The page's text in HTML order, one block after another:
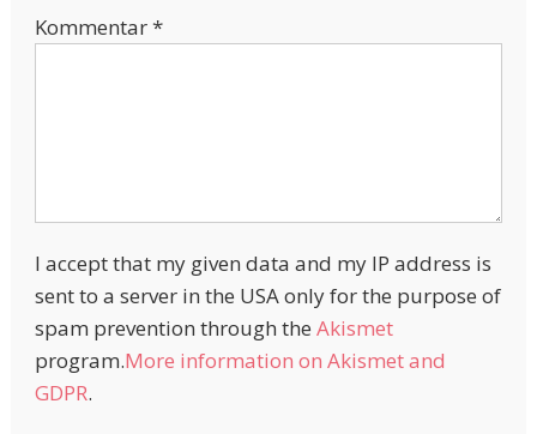
Kommentar*
I accept that my given data and my IP address is
sent to a server in the USA only for the purpose of
spam prevention through the Akismet
program.More information on Akismet and
GDPR.